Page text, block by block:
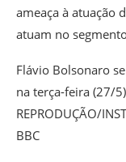
ameaça à atuação
atuam no
Flávio Bolsonaro
na terça-feira (27/
REPRODUÇÃO/
BBC